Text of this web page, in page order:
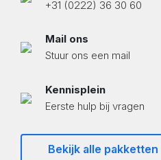
+31 (0222) 36 30 60
Mail ons
Stuur ons een mail
Kennisplein
Eerste hulp bij vragen
Bekijk alle pakketten